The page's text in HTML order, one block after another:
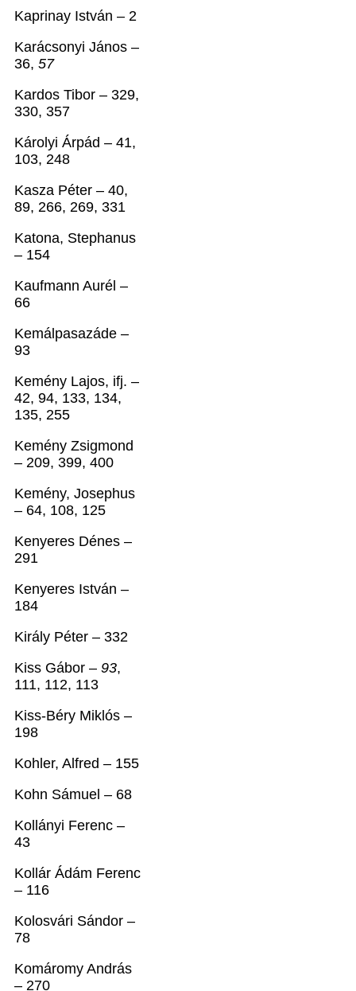
Kaprinay István – 2
Karácsonyi János –
36, 57
Kardos Tibor – 329,
330, 357
Károlyi Árpád – 41,
103, 248
Kasza Péter – 40,
89, 266, 269, 331
Katona, Stephanus
– 154
Kaufmann Aurél –
66
Kemálpasazáde –
93
Kemény Lajos, ifj. –
42, 94, 133, 134,
135, 255
Kemény Zsigmond
– 209, 399, 400
Kemény, Josephus
– 64, 108, 125
Kenyeres Dénes –
291
Kenyeres István –
184
Király Péter – 332
Kiss Gábor – 93,
111, 112, 113
Kiss-Béry Miklós –
198
Kohler, Alfred – 155
Kohn Sámuel – 68
Kollányi Ferenc –
43
Kollár Ádám Ferenc
– 116
Kolosvári Sándor –
78
Komáromy András
– 270